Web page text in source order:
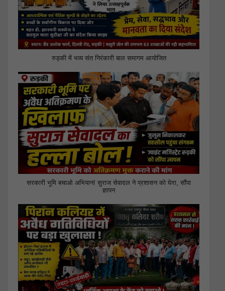
रुड़की में भव्य संत निरंकारी बाल समागम आयोजित
सरकारी भूमि बचाओ अभियान! सुराज सेवादल ने प्रशासन को घेरा, सौंपा
ज्ञापन